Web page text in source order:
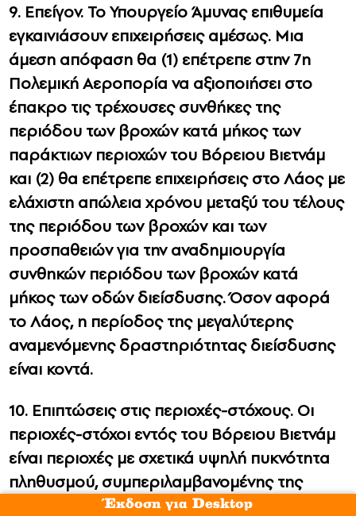
9. Επείγον. Το Υπουργείο Άμυνας επιθυμεία
εγκαινιάσουν επιχειρήσεις αμέσως. Μια
άμεση απόφαση θα (1) επέτρεπε στην 7η
Πολεμική Αεροπορία να αξιοποιήσει στο
έπακρο τις τρέχουσες συνθήκες της
περιόδου των βροχών κατά μήκος των
παράκτιων περιοχών του Βόρειου Βιετνάμ
και (2) θα επέτρεπε επιχειρήσεις στο Λάος με
ελάχιστη απώλεια χρόνου μεταξύ του τέλους
της περιόδου των βροχών και των
προσπαθειών για την αναδημιουργία
συνθηκών περιόδου των βροχών κατά
μήκος των οδών διείσδυσης. Όσον αφορά
το Λάος, η περίοδος της μεγαλύτερης
αναμενόμενης δραστηριότητας διείσδυσης
είναι κοντά.
10. Επιπτώσεις στις περιοχές-στόχους. Οι
περιοχές-στόχοι εντός του Βόρειου Βιετνάμ
είναι περιοχές με σχετικά υψηλή πυκνότητα
πληθυσμού, συμπεριλαμβανομένης της
πόλης Ντονγκ Χόι, αλλά τουλάχιστον για το
Έκδοση για Desktop